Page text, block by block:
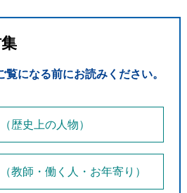
覧になる前にお読みください。
歴史上の人物）
教師・働く人・お年寄り）